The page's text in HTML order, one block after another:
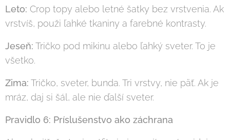
Leto: Crop topy alebo letné šatky bez vrstvenia. Ak
vrstvíš, použi ľahké tkaniny a farebné kontrasty.
Jeseň: Tričko pod mikinu alebo ľahký sveter. To je
všetko.
Zima: Tričko, sveter, bunda. Tri vrstvy, nie päť. Ak je
mráz, daj si šál, ale nie ďalší sveter.
Pravidlo 6: Príslušenstvo ako záchrana